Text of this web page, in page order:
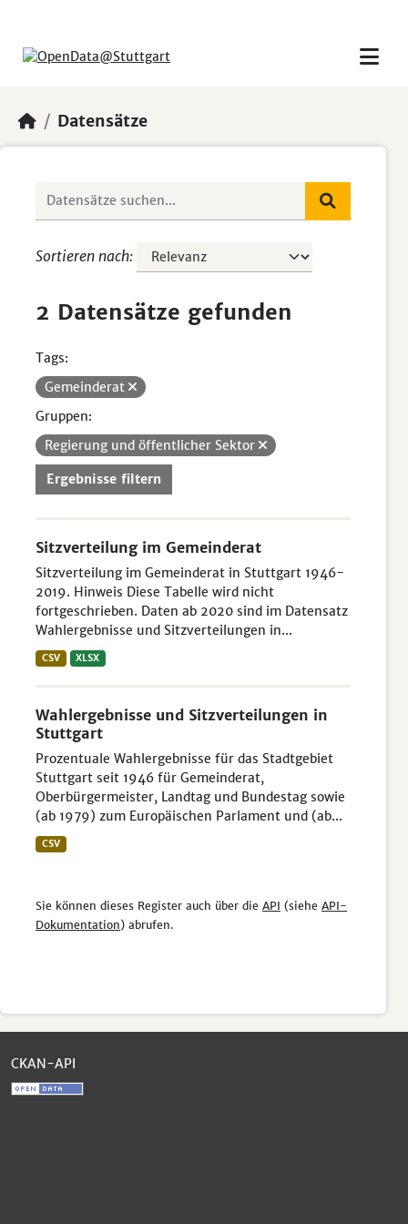
Datensätze
Sortieren nach
2 Datensätze gefunden
Tags:
Gemeinderat
Gruppen:
Regierung und öffentlicher Sektor
Ergebnisse filtern
Sitzverteilung im Gemeinderat
Sitzverteilung im Gemeinderat in Stuttgart 1946-
2019. Hinweis Diese Tabelle wird nicht
fortgeschrieben. Daten ab 2020 sind im Datensatz
Wahlergebnisse und Sitzverteilungen in...
CSV XLSX
Wahlergebnisse und Sitzverteilungen in
Stuttgart
Prozentuale Wahlergebnisse für das Stadtgebiet
Stuttgart seit 1946 für Gemeinderat,
Oberbürgermeister, Landtag und Bundestag sowie
(ab 1979) zum Europäischen Parlament und (ab...
CSV
Sie können dieses Register auch über die API (siehe API-
Dokumentation) abrufen.
CKAN-API